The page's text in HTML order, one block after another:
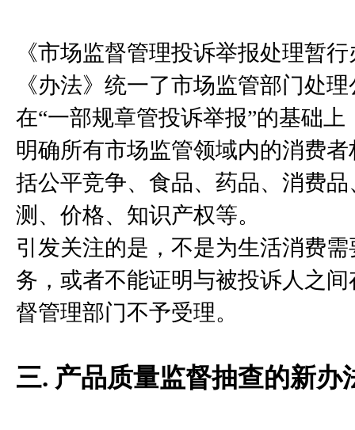
《市场监督管理投诉举报处理暂
《办法》统一了市场监管部门处
在“一部规章管投诉举报”的基础
明确所有市场监管领域内的消费
括公平竞争、食品、药品、消费
测、价格、知识产权等。
引发关注的是，不是为生活消费
务，或者不能证明与被投诉人之
督管理部门不予受理。
三. 产品质量监督抽查的新办